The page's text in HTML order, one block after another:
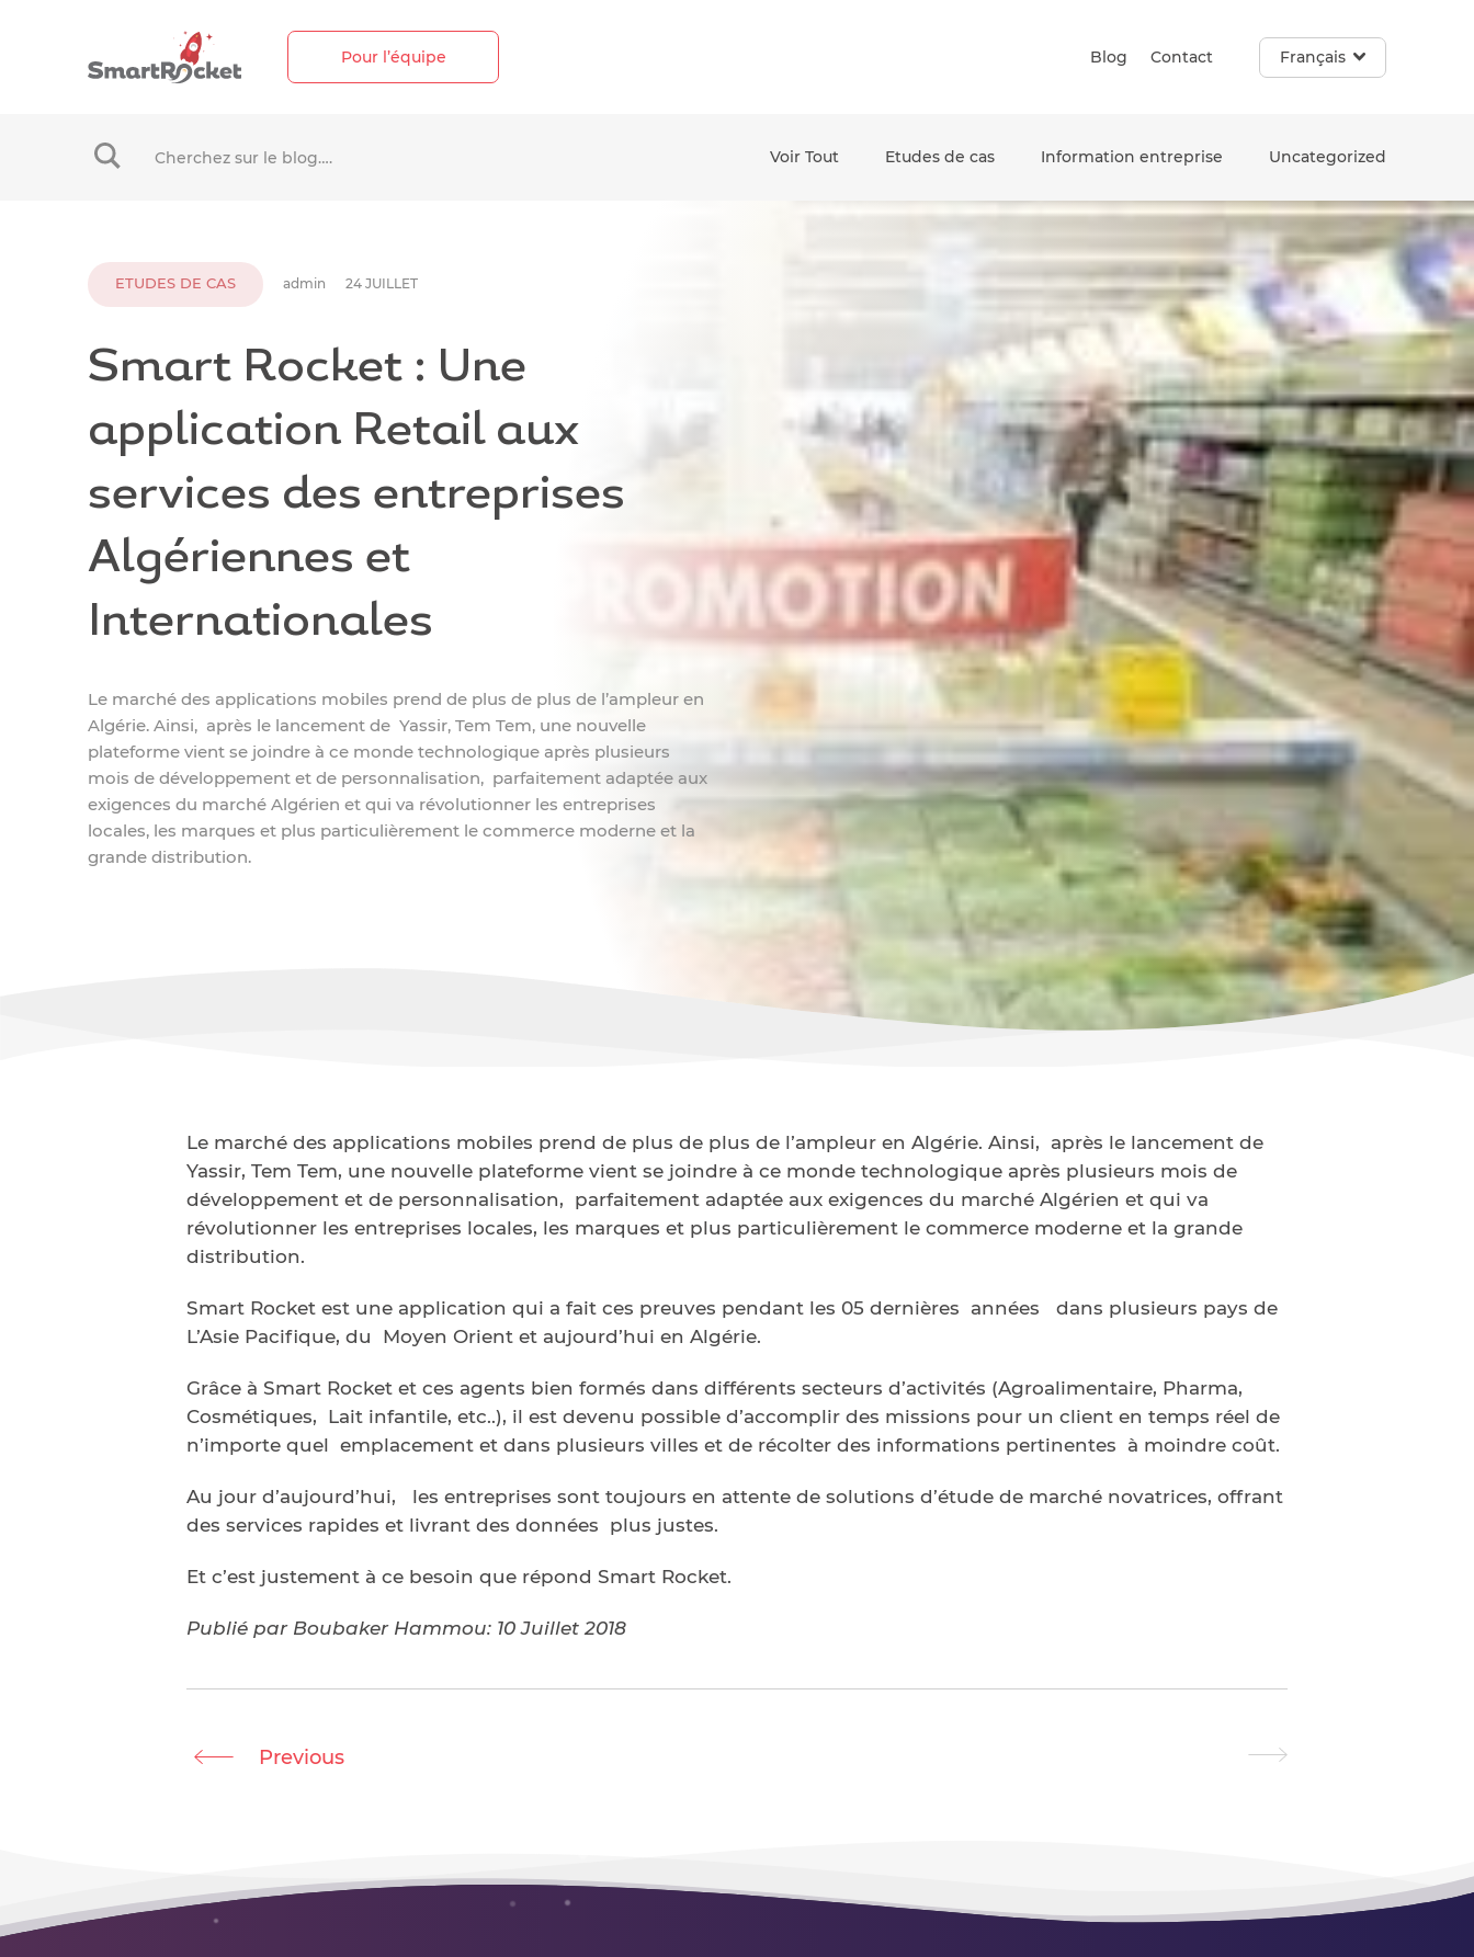
Pour l’équipe Blog Contact Français
When autocomplete results are available use up and down arrows to review and enter to go to the desired page. Touch device users, explore by touch or with swipe
Voir Tout Etudes de cas Information entreprise Uncategorized
ETUDES DE CAS admin 24 JUILLET
Smart Rocket : Une
application Retail aux
services des entreprises
Algériennes et
Internationales
Le marché des applications mobiles prend de plus de plus de l’ampleur en
Algérie. Ainsi, après le lancement de Yassir, Tem Tem, une nouvelle
plateforme vient se joindre à ce monde technologique après plusieurs
mois de développement et de personnalisation, parfaitement adaptée aux
exigences du marché Algérien et qui va révolutionner les entreprises
locales, les marques et plus particulièrement le commerce moderne et la
grande distribution.
Le marché des applications mobiles prend de plus de plus de l’ampleur en Algérie. Ainsi, après le lancement de
Yassir, Tem Tem, une nouvelle plateforme vient se joindre à ce monde technologique après plusieurs mois de
développement et de personnalisation, parfaitement adaptée aux exigences du marché Algérien et qui va
révolutionner les entreprises locales, les marques et plus particulièrement le commerce moderne et la grande
distribution.
Smart Rocket est une application qui a fait ces preuves pendant les 05 dernières années dans plusieurs pays de
L’Asie Pacifique, du Moyen Orient et aujourd’hui en Algérie.
Grâce à Smart Rocket et ces agents bien formés dans différents secteurs d’activités (Agroalimentaire, Pharma,
Cosmétiques, Lait infantile, etc..), il est devenu possible d’accomplir des missions pour un client en temps réel de
n’importe quel emplacement et dans plusieurs villes et de récolter des informations pertinentes à moindre coût.
Au jour d’aujourd’hui, les entreprises sont toujours en attente de solutions d’étude de marché novatrices, offrant
des services rapides et livrant des données plus justes.
Et c’est justement à ce besoin que répond Smart Rocket.
Publié par Boubaker Hammou: 10 Juillet 2018
Previous